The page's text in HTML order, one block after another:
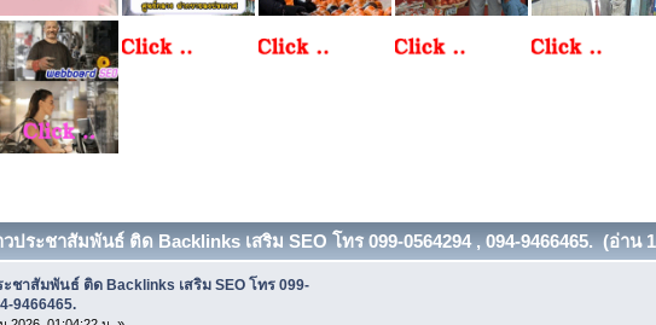
ประชาสัมพันธ์ ติด Backlinks เสริม SEO โทร 099-0564294 , 094-9466465. (อ่าน
ชาสัมพันธ์ ติด Backlinks เสริม SEO โทร 099-
9466465.